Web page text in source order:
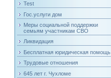
Test
Гос.услуги дом
Меры социальной поддержки
семьям участникам СВО
Ликвидация
Бесплатная юридическая помощь
Трудовые отношения
645 лет г. Чухломе